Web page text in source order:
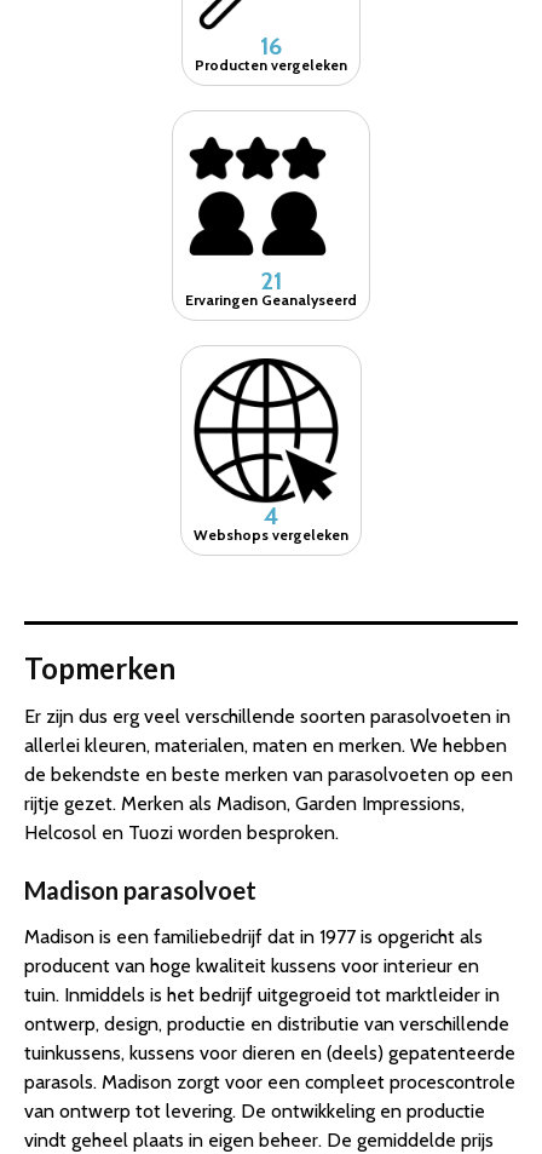
16
Producten vergeleken
21
Ervaringen Geanalyseerd
4
Webshops vergeleken
Topmerken
Er zijn dus erg veel verschillende soorten parasolvoeten in
allerlei kleuren, materialen, maten en merken. We hebben
de bekendste en beste merken van parasolvoeten op een
rijtje gezet. Merken als Madison, Garden Impressions,
Helcosol en Tuozi worden besproken.
Madison parasolvoet
Madison is een familiebedrijf dat in 1977 is opgericht als
producent van hoge kwaliteit kussens voor interieur en
tuin. Inmiddels is het bedrijf uitgegroeid tot marktleider in
ontwerp, design, productie en distributie van verschillende
tuinkussens, kussens voor dieren en (deels) gepatenteerde
parasols. Madison zorgt voor een compleet procescontrole
van ontwerp tot levering. De ontwikkeling en productie
vindt geheel plaats in eigen beheer. De gemiddelde prijs